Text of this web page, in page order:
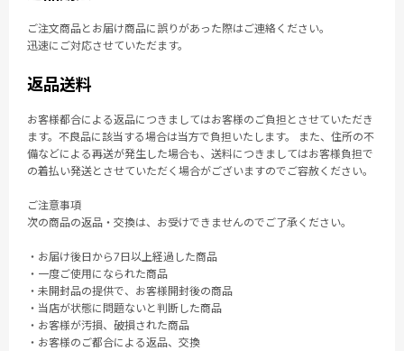
ご注文商品とお届け商品に誤りがあった際はご連絡ください。
迅速にご対応させていただます。
返品送料
お客様都合による返品につきましてはお客様のご負担とさせていただき
ます。不良品に該当する場合は当方で負担いたします。 また、住所の不
備などによる再送が発生した場合も、送料につきましてはお客様負担で
の着払い発送とさせていただく場合がございますのでご容赦ください。
ご注意事項
次の商品の返品・交換は、お受けできませんのでご了承ください。
・お届け後日から7日以上経過した商品
・一度ご使用になられた商品
・未開封品の提供で、お客様開封後の商品
・当店が状態に問題ないと判断した商品
・お客様が汚損、破損された商品
・お客様のご都合による返品、交換